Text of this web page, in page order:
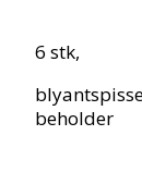
6 stk,
beholder